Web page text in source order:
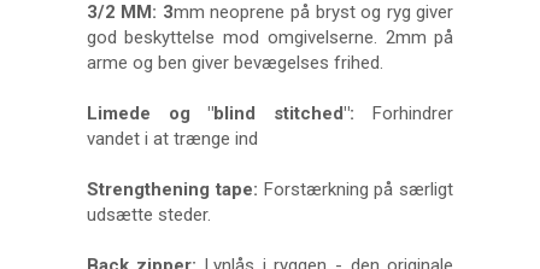
3/2 MM: 3mm neoprene på bryst og ryg giver
god beskyttelse mod omgivelserne. 2mm på
arme og ben giver bevægelses frihed.
Limede og "blind stitched":Forhindrer
vandet i at trænge ind
Strengthening tape: Forstærkning på særligt
udsætte steder.